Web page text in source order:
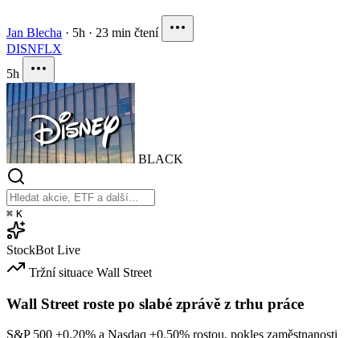
Jan Blecha · 5h · 23 min čtení
DISNFLX
5h
BLACK
⌘ K
StockBot Live
Tržní situace Wall Street
Wall Street roste po slabé zprávě z trhu práce
S&P 500 +0.20% a Nasdaq +0.50% rostou, pokles zaměstnanosti